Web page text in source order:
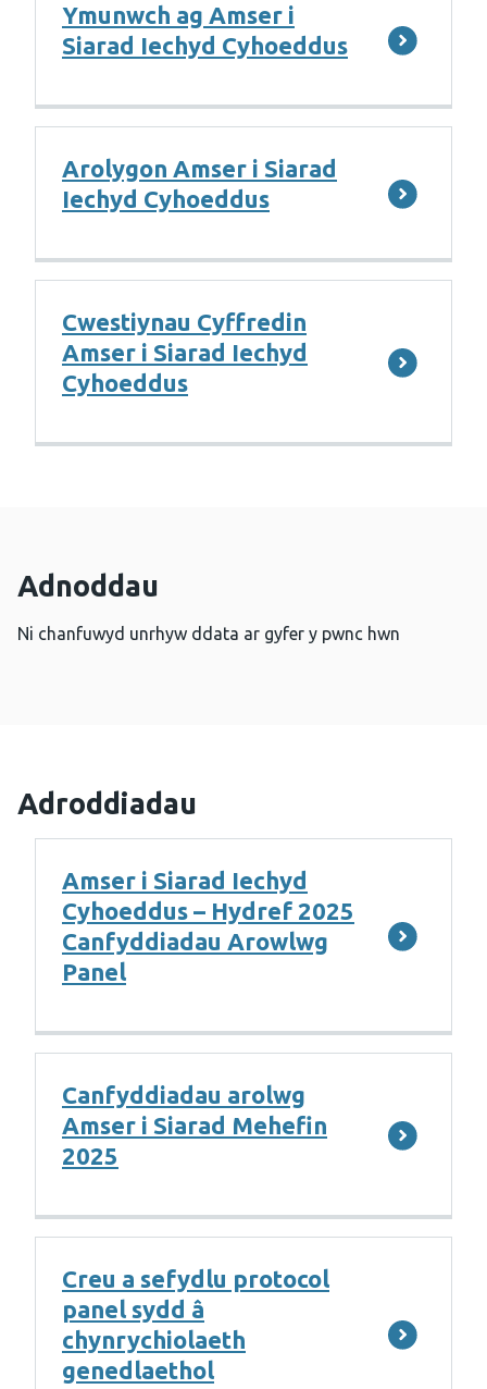
Ymunwch ag Amser i
Siarad Iechyd Cyhoeddus
Arolygon Amser i Siarad
Iechyd Cyhoeddus
Cwestiynau Cyffredin
Amser i Siarad Iechyd
Cyhoeddus
Adnoddau
Ni chanfuwyd unrhyw ddata ar gyfer y pwnc hwn
Adroddiadau
Amser i Siarad Iechyd
Cyhoeddus – Hydref 2025
Canfyddiadau Arowlwg
Panel
Canfyddiadau arolwg
Amser i Siarad Mehefin
2025
Creu a sefydlu protocol
panel sydd â
chynrychiolaeth
genedlaethol